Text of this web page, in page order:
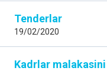
Tenderlar
19/02/2020
Kаdrlаr